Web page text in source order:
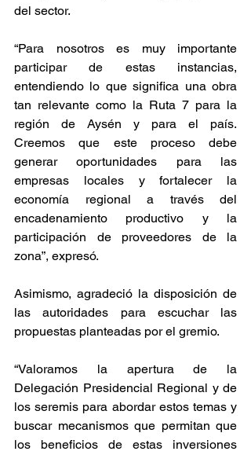
del sector.
“Para nosotros es muy importante
participar de estas instancias,
entendiendo lo que significa una obra
tan relevante como la Ruta 7 para la
región de Aysén y para el país.
Creemos que este proceso debe
generar oportunidades para las
empresas locales y fortalecer la
economía regional a través del
encadenamiento productivo y la
participación de proveedores de la
zona”, expresó.
Asimismo, agradeció la disposición de
las autoridades para escuchar las
propuestas planteadas por el gremio.
“Valoramos la apertura de la
Delegación Presidencial Regional y de
los seremis para abordar estos temas y
buscar mecanismos que permitan que
los beneficios de estas inversiones